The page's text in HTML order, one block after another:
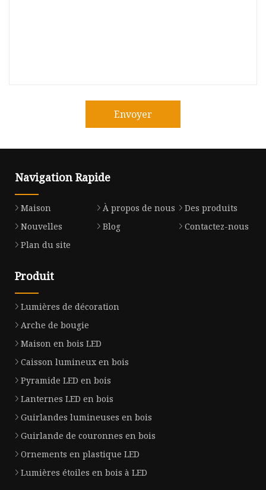
Envoyer
Navigation Rapide
Maison À propos de nous
Des produits
Nouvelles
Blog
Contactez-nous
Plan du site
Produit
Lumières de décoration
Arche de bougie
Maison en bois LED
Caisson lumineux en bois
Pyramide LED en bois
Lanternes LED en bois
Guirlandes lumineuses en bois
Guirlande de couronnes en bois
Ornements en plastique LED
Lumières étoiles en bois à LED